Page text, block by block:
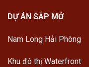
DỰ ÁN SẮP MỞ
Nam Long Hải Phòng
Khu đô thị Waterfront